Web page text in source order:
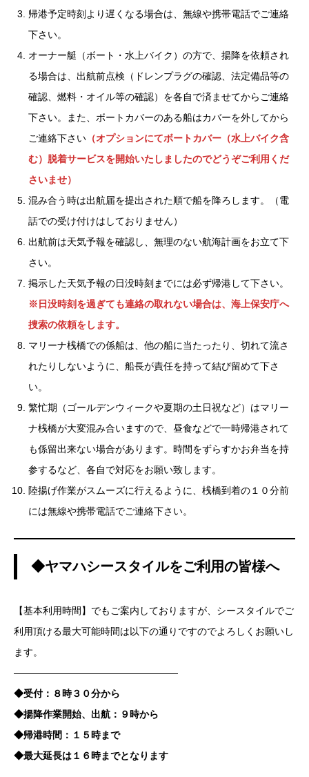
帰港予定時刻より遅くなる場合は、無線や携帯電話でご連絡
下さい。
オーナー艇（ボート・水上バイク）の方で、揚降を依頼され
る場合は、出航前点検（ドレンプラグの確認、法定備品等の
確認、燃料・オイル等の確認）を各自で済ませてからご連絡
下さい。また、ボートカバーのある船はカバーを外してから
ご連絡下さい （オプションにてボートカバー（水上バイク含
む）脱着サービスを開始いたしましたのでどうぞご利用くだ
さいませ）
混み合う時は出航届を提出された順で船を降ろします。（電
話での受け付けはしておりません）
出航前は天気予報を確認し、無理のない航海計画をお立て下
さい。
掲示した天気予報の日没時刻までには必ず帰港して下さい。
※日没時刻を過ぎても連絡の取れない場合は、海上保安庁へ
捜索の依頼をします。
マリーナ桟橋での係船は、他の船に当たったり、切れて流さ
れたりしないように、船長が責任を持って結び留めて下さ
い。
繁忙期（ゴールデンウィークや夏期の土日祝など）はマリー
ナ桟橋が大変混み合いますので、昼食などで一時帰港されて
も係留出来ない場合があります。時間をずらすかお弁当を持
参するなど、各自で対応をお願い致します。
陸揚げ作業がスムーズに行えるように、桟橋到着の１０分前
には無線や携帯電話でご連絡下さい。
◆ヤマハシースタイルをご利用の皆様へ
【基本利用時間】でもご案内しておりますが、シースタイルでご
利用頂ける最大可能時間は以下の通りですのでよろしくお願いし
ます。
—————————————————
◆受付：８時３０分から
◆揚降作業開始、出航：９時から
◆帰港時間：１５時まで
◆最大延長は１６時までとなります